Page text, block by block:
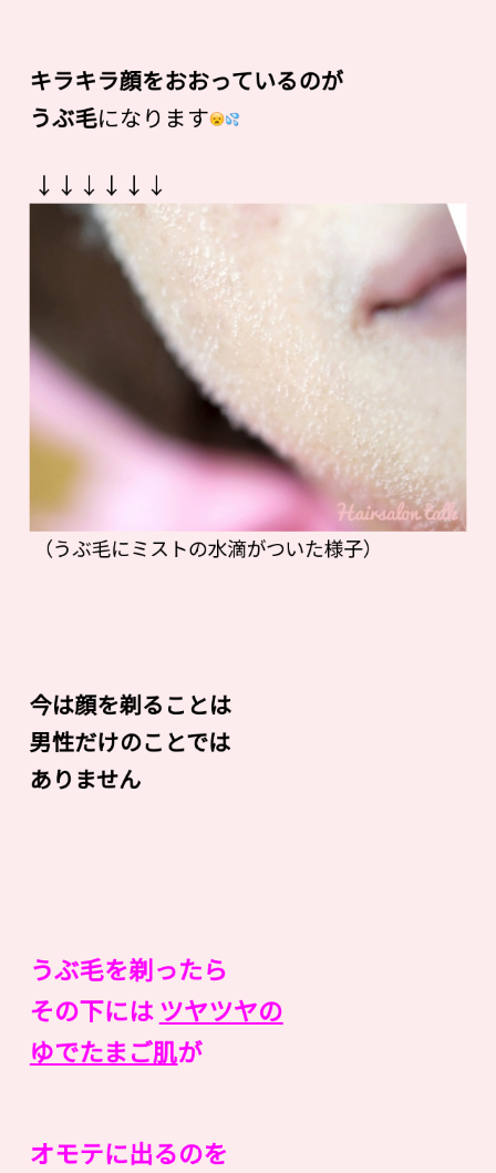
キラキラ顔をおおっているのが
うぶ毛になります
↓↓↓↓↓↓
（うぶ毛にミストの水滴がついた様子）
今は顔を剃ることは
男性だけのことでは
ありません
うぶ毛を剃ったら
その下にはツヤツヤの
ゆでたまご肌が
オモテに出るのを